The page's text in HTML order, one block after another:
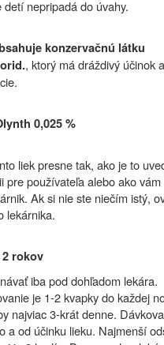
nepripadá do úvahy.
konzervačnú látku
, ktorý má dráždivý účinok
0,025 %
liek presne tak, ako je to
pre používateľa alebo ako
Ak si nie ste niečím istý,
lekárnika.
rokov
iba pod dohľadom lekára.
je 1-2 kvapky do každej
najviac 3-krát denne.
a od účinku lieku. Najmenší